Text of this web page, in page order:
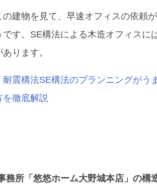
の建物を見て、早速オフィスの依頼
です。SE構法による木造オフィスに
ります。
耐震構法SE構法のプランニングがう
を徹底解説
務所「悠悠ホーム大野城本店」の構